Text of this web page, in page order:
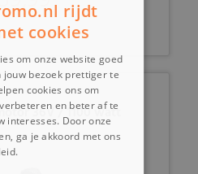
36V / 1100 watt
rijdt
cookies
om onze website goed
bezoek prettiger te
cookies ons om
en beter af te
interesses. Door onze
ga je akkoord met ons